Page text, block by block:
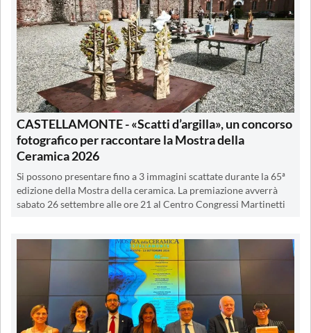
CASTELLAMONTE - «Scatti d’argilla», un concorso
fotografico per raccontare la Mostra della
Ceramica 2026
Si possono presentare fino a 3 immagini scattate durante la 65ª
edizione della Mostra della ceramica. La premiazione avverrà
sabato 26 settembre alle ore 21 al Centro Congressi Martinetti